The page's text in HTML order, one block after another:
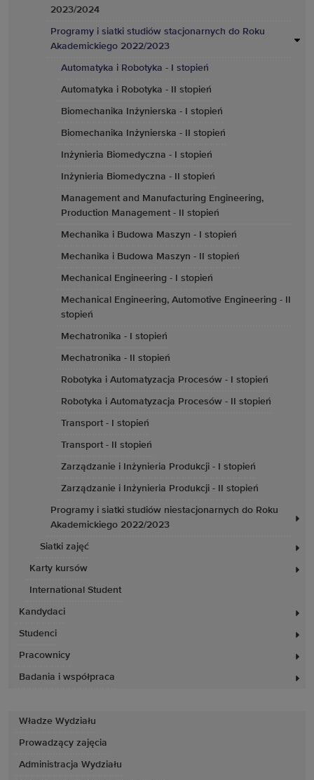
2023/2024
Programy i siatki studiów stacjonarnych do Roku
Akademickiego 2022/2023
Automatyka i Robotyka - I stopień
Automatyka i Robotyka - II stopień
Biomechanika Inżynierska - I stopień
Biomechanika Inżynierska - II stopień
Inżynieria Biomedyczna - I stopień
Inżynieria Biomedyczna - II stopień
Management and Manufacturing Engineering,
Production Management - II stopień
Mechanika i Budowa Maszyn - I stopień
Mechanika i Budowa Maszyn - II stopień
Mechanical Engineering - I stopień
Mechanical Engineering, Automotive Engineering - II
stopień
Mechatronika - I stopień
Mechatronika - II stopień
Robotyka i Automatyzacja Procesów - I stopień
Robotyka i Automatyzacja Procesów - II stopień
Transport - I stopień
Transport - II stopień
Zarządzanie i Inżynieria Produkcji - I stopień
Zarządzanie i Inżynieria Produkcji - II stopień
Programy i siatki studiów niestacjonarnych do Roku
Akademickiego 2022/2023
Siatki zajęć
Karty kursów
International Student
Kandydaci
Studenci
Pracownicy
Badania i współpraca
Władze Wydziału
Prowadzący zajęcia
Administracja Wydziału